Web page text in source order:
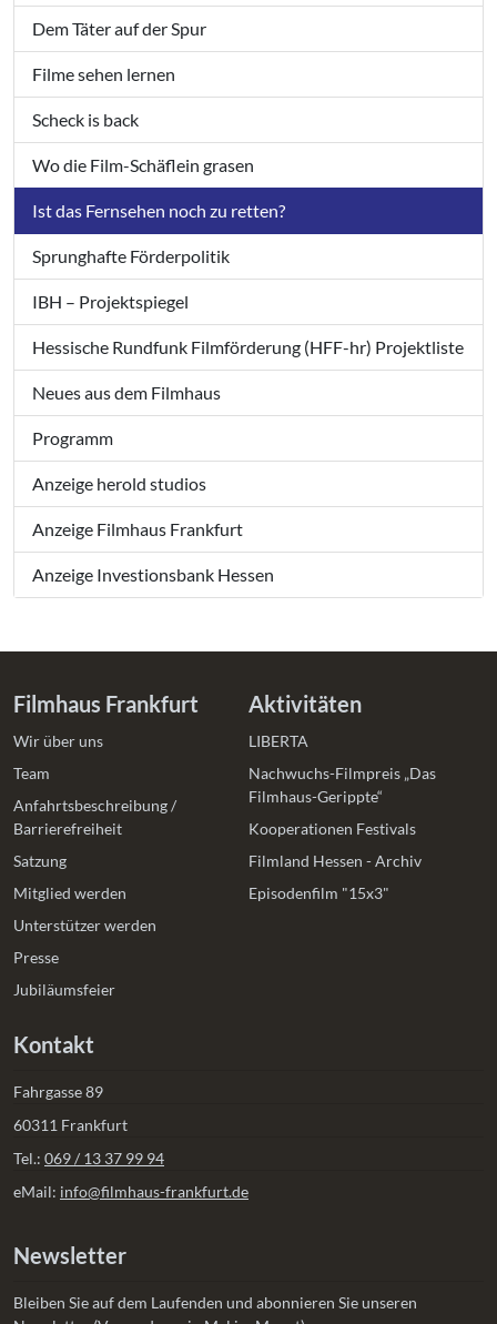
Dem Täter auf der Spur
Filme sehen lernen
Scheck is back
Wo die Film-Schäflein grasen
Ist das Fernsehen noch zu retten?
Sprunghafte Förderpolitik
IBH – Projektspiegel
Hessische Rundfunk Filmförderung (HFF-hr) Projektliste
Neues aus dem Filmhaus
Programm
Anzeige herold studios
Anzeige Filmhaus Frankfurt
Anzeige Investionsbank Hessen
Filmhaus Frankfurt
Wir über uns
Team
Anfahrtsbeschreibung /
Barrierefreiheit
Satzung
Mitglied werden
Unterstützer werden
Presse
Jubiläumsfeier
Aktivitäten
LIBERTA
Nachwuchs-Filmpreis „Das
Filmhaus-Gerippte“
Kooperationen Festivals
Filmland Hessen - Archiv
Episodenfilm "15x3"
Kontakt
Fahrgasse 89
60311 Frankfurt
Tel.: 069 / 13 37 99 94
eMail: info@filmhaus-frankfurt.de
Newsletter
Bleiben Sie auf dem Laufenden und abonnieren Sie unseren